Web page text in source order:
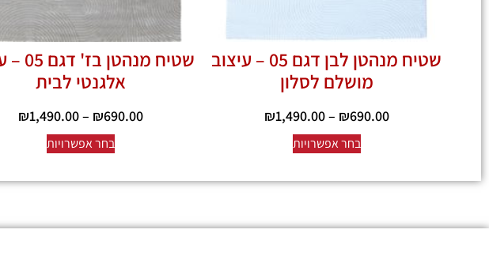
שטיח מנהטן לבן דגם 05 – עיצוב
מושלם לסלון
₪690.00
–
₪1,490.00
בחר אפשרויות
שטיח
אלגנטי לבית
₪690.00
–
₪1,490.00
בחר אפשרויות